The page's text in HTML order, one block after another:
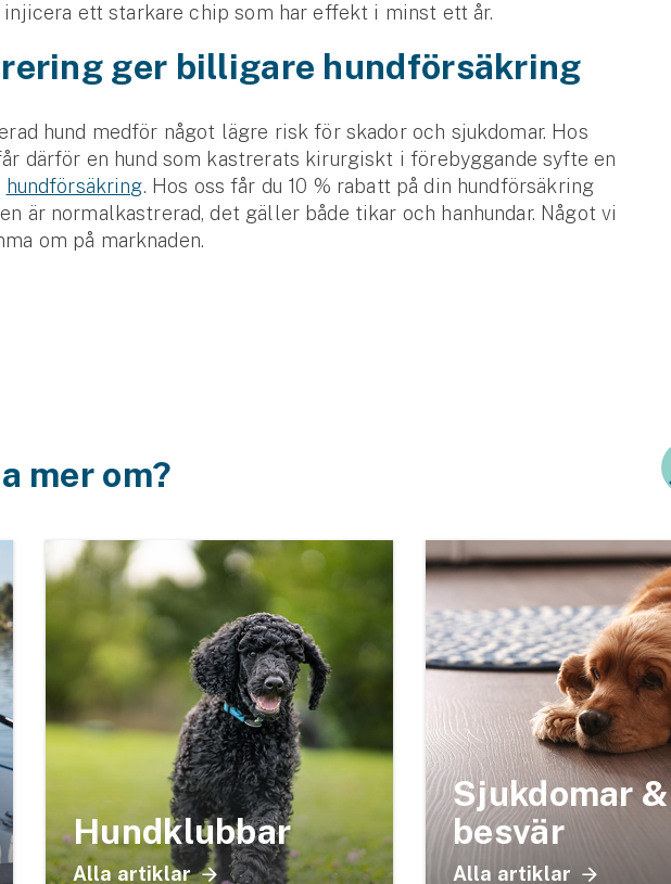
injicera ett starkare chip som har effekt i minst ett år.
ger billigare hundförsäkring
hund medför något lägre risk för skador och sjukdomar. Hos
därför en hund som kastrerats kirurgiskt i förebyggande syfte en
hundförsäkring. Hos oss får du 10 % rabatt på din hund­försäkring
är normal­kastrerad, det gäller både tikar och hanhundar. Något vi
om på marknaden.
mer om?
Hundklubbar
Alla artiklar
Sjukdomar &
besvär
Alla artiklar